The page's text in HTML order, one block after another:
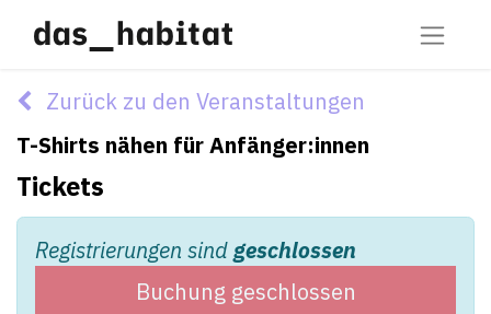
Zurück zu den Veranstaltungen
T-Shirts nähen für Anfänger:innen
Tickets
Registrierungen sindgeschlossen
Buchung geschlossen